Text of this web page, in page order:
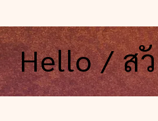
Hello / ส
Hello / ส